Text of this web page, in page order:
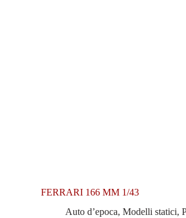
FERRARI 166 MM 1/43
Auto d’epoca, Modelli statici,